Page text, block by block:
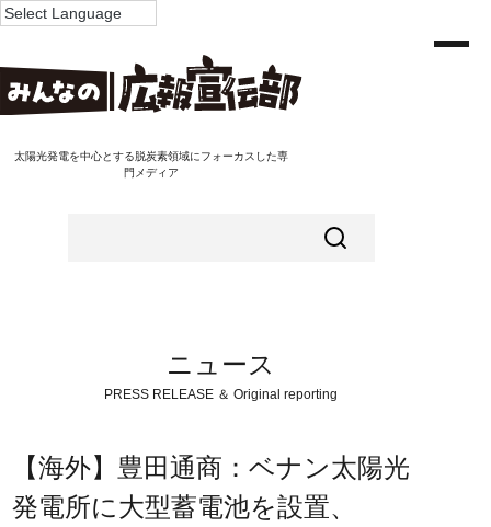
太陽光発電を中心とする脱炭素領域にフォーカスした専
門メディア
ニュース
PRESS RELEASE ＆ Original reporting
【海外】豊田通商：ベナン太陽光
発電所に大型蓄電池を設置、